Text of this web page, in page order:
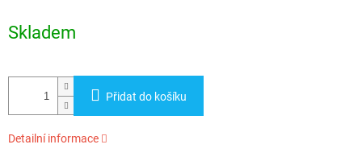
cena:
Skladem
Přidat do košíku
Detailní informace